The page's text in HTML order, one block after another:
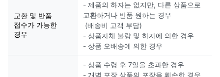
교환 및 반품
접수가 가능한
경우
- 제품의 하자는 없지만, 다른 상품으로
교환하거나 반품 원하는 경우
(배송비 고객 부담)
- 상품자체 불량 및 하자에 의한 경우
- 상품 오배송에 의한 경우
- 상품 수령 후 7일을 초과한 경우
- 개별 포장 상품의 포장을 훼손한 경우